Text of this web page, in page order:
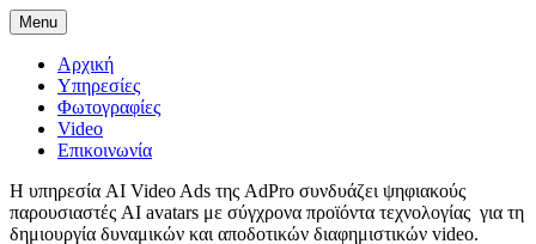
Menu
Αρχική
Υπηρεσίες
Φωτογραφίες
Video
Επικοινωνία
Η υπηρεσία AI Video Ads της AdPro συνδυάζει ψηφιακούς
παρουσιαστές AI avatars με σύγχρονα προϊόντα τεχνολογίας για τη
δημιουργία δυναμικών και αποδοτικών διαφημιστικών video.